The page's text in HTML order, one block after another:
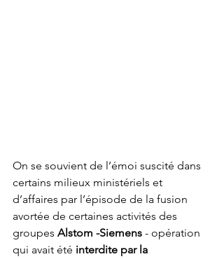
On se souvient de l’émoi suscité dans
certains milieux ministériels et
d’affaires par l’épisode de la fusion
avortée de certaines activités des
groupes Alstom -Siemens - opération
qui avait été interdite par la